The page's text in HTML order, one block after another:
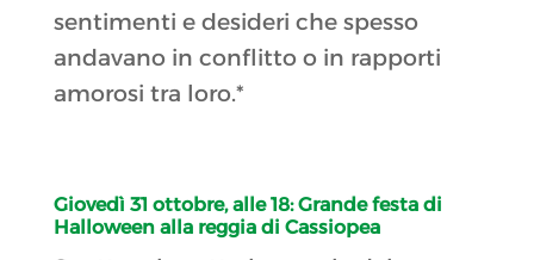
sentimenti e desideri che spesso
andavano in conflitto o in rapporti
amorosi tra loro.*
Giovedì 31 ottobre, alle 18:Grande festa di
Halloween alla reggia di Cassiopea